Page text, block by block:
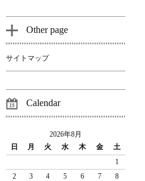
Other page
サイトマップ
Calendar
2026年8月
日
月 火 水 木 金
土
1
2
3 4 5 6 7
8